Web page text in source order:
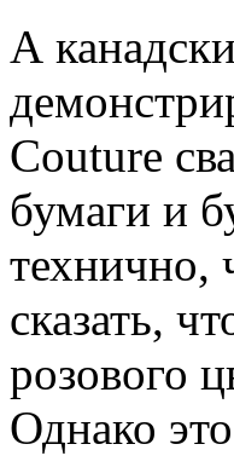
А
Сouture
бумаги и
технично,
сказать,
розового
Однако